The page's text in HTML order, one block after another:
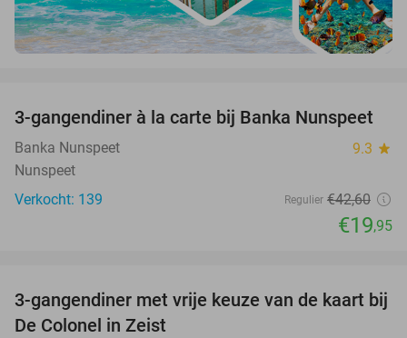
53%
3-gangendiner à la carte bij Banka Nunspeet
Banka Nunspeet 9.3 star
Nunspeet
Verkocht: 139
Regulier €42,60
€19,95
33%
3-gangendiner met vrije keuze van de kaart bij
De Colonel in Zeist